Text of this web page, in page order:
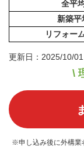
全平
新築平
リフォー
更新日：2025/10/01
\
※申し込み後に外構業